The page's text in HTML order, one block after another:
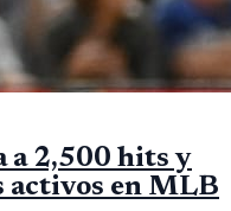
a 2,500 hits y
activos en MLB